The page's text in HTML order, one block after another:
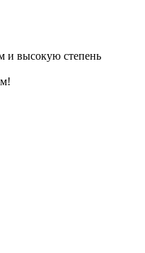
и высокую степень